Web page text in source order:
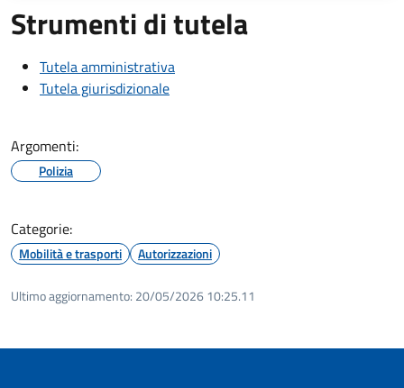
Strumenti di tutela
Tutela amministrativa
Tutela giurisdizionale
Argomenti:
Polizia
Categorie:
Mobilità e trasporti Autorizzazioni
Ultimo aggiornamento: 20/05/2026 10:25.11